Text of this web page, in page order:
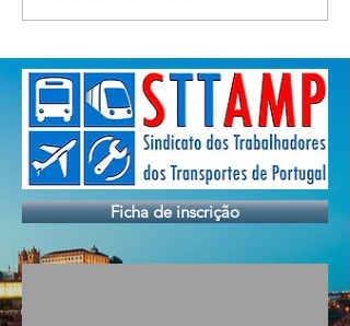
Ficha de inscrição